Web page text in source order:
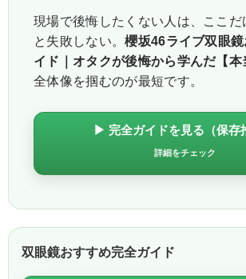
現場で後悔したくない人は、ここだ
と失敗しない。櫻坂46ライブ双眼
イド｜オタクが後悔から学んだ【本
全体像を掴むのが最短です。
▶ 完全ガイドを見る（保存
詳細をチェック
双眼鏡おすすめ完全ガイド